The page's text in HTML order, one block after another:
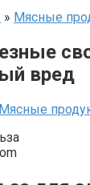
» Мясные
вред
Мясные